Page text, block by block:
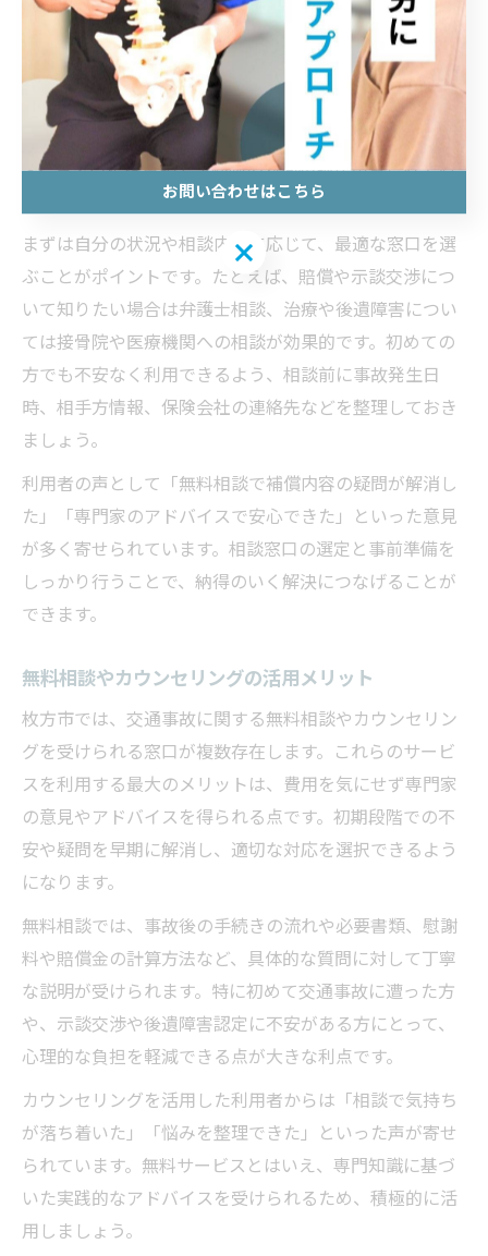
交通事故に遭遇した際、迅速かつ適切な対応を行うに
は、枚方市内の相談窓口を上手に活用することが重要で
す。主な相談先には、枚方市役所の相談窓口、法テラ
ス、地元の弁護士相談、さらに接骨院などが挙げられま
す。各窓口には電話や予約制の対面相談が用意されてお
り、平日夜間や祝日でも利用できる場合があります。
まずは自分の状況や相談内容に応じて、最適な窓口を選
ぶことがポイントです。たとえば、賠償や示談交渉につ
いて知りたい場合は弁護士相談、治療や後遺障害につい
ては接骨院や医療機関への相談が効果的です。初めての
方でも不安なく利用できるよう、相談前に事故発生日
時、相手方情報、保険会社の連絡先などを整理しておき
ましょう。
利用者の声として「無料相談で補償内容の疑問が解消し
た」「専門家のアドバイスで安心できた」といった意見
が多く寄せられています。相談窓口の選定と事前準備を
しっかり行うことで、納得のいく解決につなげることが
できます。
無料相談やカウンセリングの活用メリット
枚方市では、交通事故に関する無料相談やカウンセリン
グを受けられる窓口が複数存在します。これらのサービ
スを利用する最大のメリットは、費用を気にせず専門家
の意見やアドバイスを得られる点です。初期段階での不
安や疑問を早期に解消し、適切な対応を選択できるよう
になります。
無料相談では、事故後の手続きの流れや必要書類、慰謝
料や賠償金の計算方法など、具体的な質問に対して丁寧
な説明が受けられます。特に初めて交通事故に遭った方
や、示談交渉や後遺障害認定に不安がある方にとって、
心理的な負担を軽減できる点が大きな利点です。
カウンセリングを活用した利用者からは「相談で気持ち
が落ち着いた」「悩みを整理できた」といった声が寄せ
られています。無料サービスとはいえ、専門知識に基づ
いた実践的なアドバイスを受けられるため、積極的に活
用しましょう。
お問い合わせはこちら
お問い合わせはこちら